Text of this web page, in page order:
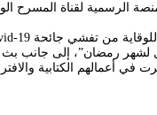
برنامجا متنوعا لعروض افتراضية على
رمضان”، إلى جانب بث
في أعمالهم الكتابية